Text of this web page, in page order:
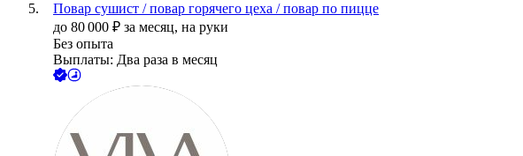
Повар сушист / повар горячего цеха / повар по пицце
до 80 000 ₽ за месяц, на руки
Без опыта
Выплаты: Два раза в месяц